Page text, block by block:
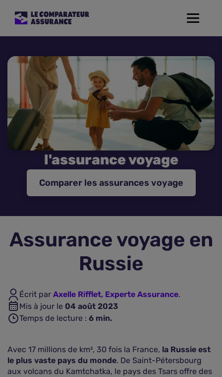
Toggle
Mutuelle Santé
Assurance Moto
Assurance Habitation
Assurance de prêt
Assurance Animaux
Assurance vie
l'assurance voyage
Comparer les assurances voyage
Assurance voyage en
Russie
Écrit par Axelle Rifflet, Experte Assurance.
Mis à jour le 04 août 2023
Temps de lecture : 6 min.
Avec 17 millions de km², 30 fois la France, la Russie est
le plus vaste pays du monde. De Saint-Pétersbourg
aux volcans du Kamtchatka, le pays des Tsars offre des